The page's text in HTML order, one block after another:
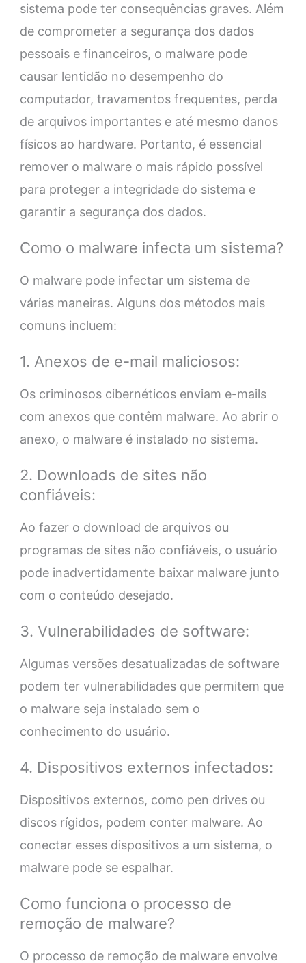
sistema pode ter consequências graves. Além
de comprometer a segurança dos dados
pessoais e financeiros, o malware pode
causar lentidão no desempenho do
computador, travamentos frequentes, perda
de arquivos importantes e até mesmo danos
físicos ao hardware. Portanto, é essencial
remover o malware o mais rápido possível
para proteger a integridade do sistema e
garantir a segurança dos dados.
Como o malware infecta um sistema?
O malware pode infectar um sistema de
várias maneiras. Alguns dos métodos mais
comuns incluem:
1. Anexos de e-mail maliciosos:
Os criminosos cibernéticos enviam e-mails
com anexos que contêm malware. Ao abrir o
anexo, o malware é instalado no sistema.
2. Downloads de sites não
confiáveis:
Ao fazer o download de arquivos ou
programas de sites não confiáveis, o usuário
pode inadvertidamente baixar malware junto
com o conteúdo desejado.
3. Vulnerabilidades de software:
Algumas versões desatualizadas de software
podem ter vulnerabilidades que permitem que
o malware seja instalado sem o
conhecimento do usuário.
4. Dispositivos externos infectados:
Dispositivos externos, como pen drives ou
discos rígidos, podem conter malware. Ao
conectar esses dispositivos a um sistema, o
malware pode se espalhar.
Como funciona o processo de
remoção de malware?
O processo de remoção de malware envolve